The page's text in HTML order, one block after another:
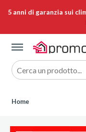
5 anni di garanzia sui
Home